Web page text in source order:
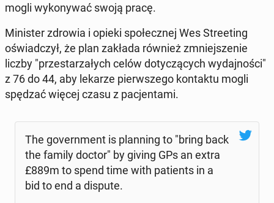
mogli wy­ko­ny­wać swoją pracę.
Mi­ni­ster zdrowia i opieki spo­łecz­nej Wes Stre­eting
oświad­czył, że plan zakłada również zmniej­sze­nie
liczby "prze­sta­rza­łych celów do­ty­czą­cych wy­daj­no­ści"
z 76 do 44, aby lekarze pierw­sze­go kon­tak­tu mogli
spędzać więcej czasu z pa­cjen­ta­mi.
The go­vern­ment is plan­ning to "bring back
the family doctor" by giving GPs an extra
£889m to spend time with pa­tients in a
bid to end a dispute.